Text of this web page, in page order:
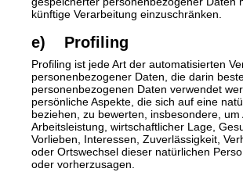
künftige Verarbeitung einzuschränken.
e) Profiling
Profiling ist jede Art der automatisierten
personenbezogener Daten, die darin
personenbezogenen Daten verwendet
persönliche Aspekte, die sich auf eine
beziehen, zu bewerten, insbesondere, um
Arbeitsleistung, wirtschaftlicher Lage,
Vorlieben, Interessen, Zuverlässigkeit,
oder Ortswechsel dieser natürlichen
oder vorherzusagen.